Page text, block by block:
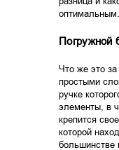
оптимальным.
Погружной
Что же это за
простыми
ручке
элементы, в
крепится
которой
большинстве